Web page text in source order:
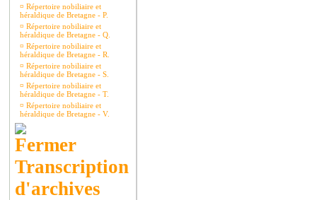
¤ Répertoire nobiliaire et
héraldique de Bretagne - P.
¤ Répertoire nobiliaire et
héraldique de Bretagne - Q.
¤ Répertoire nobiliaire et
héraldique de Bretagne - R.
¤ Répertoire nobiliaire et
héraldique de Bretagne - S.
¤ Répertoire nobiliaire et
héraldique de Bretagne - T.
¤ Répertoire nobiliaire et
héraldique de Bretagne - V.
Transcription
d'archives